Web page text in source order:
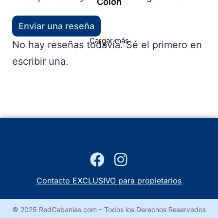
Cargar más
Enviar una reseña
No hay reseñas todavía. Sé el primero en
escribir una.
Contacto EXCLUSIVO para propietarios
© 2025 RedCabanias.com – Todos los Derechos Reservados